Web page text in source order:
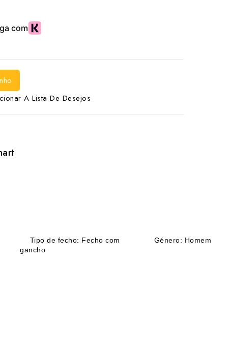
A Lista De Desejos
Tipo de fecho: Fecho com
gancho
Género: Homem